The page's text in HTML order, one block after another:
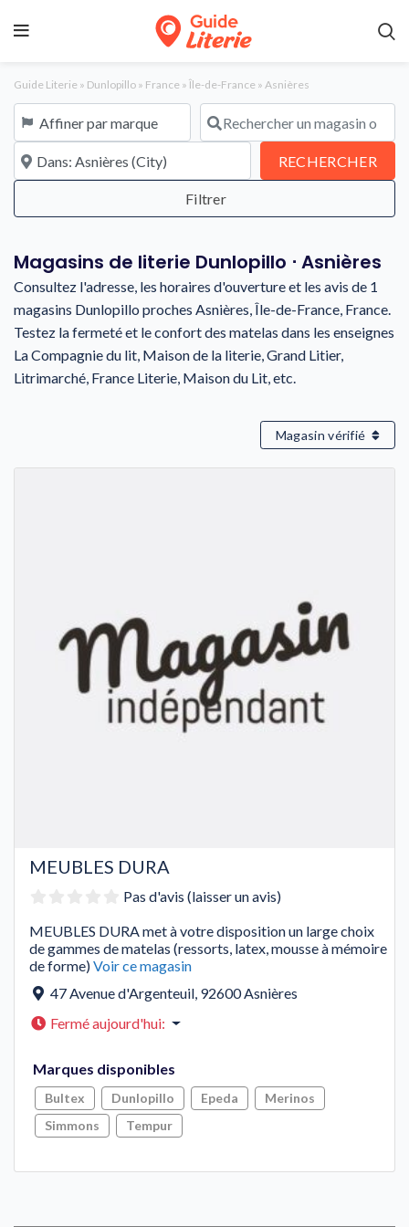
Guide Literie » Dunlopillo » France » Île-de-France » Asnières
Affiner par marque Rechercher un magasin ou une
À proximité de RECHERCHER
Magasins de literie Dunlopillo ⋅ Asnières
Consultez l'adresse, les horaires d'ouverture et les avis de 1
magasins Dunlopillo proches Asnières, Île-de-France, France.
Testez la fermeté et le confort des matelas dans les enseignes
La Compagnie du lit, Maison de la literie, Grand Litier,
Litrimarché, France Literie, Maison du Lit, etc.
Magasin vérifié
MEUBLES DURA
Pas d'avis (laisser un avis)
MEUBLES DURA met à votre disposition un large choix
de gammes de matelas (ressorts, latex, mousse à mémoire
de forme)Voir ce magasin
47 Avenue d'Argenteuil, 92600Asnières
Fermé aujourd'hui:
Marques disponibles
Bultex Dunlopillo Epeda
Merinos
Simmons
Tempur